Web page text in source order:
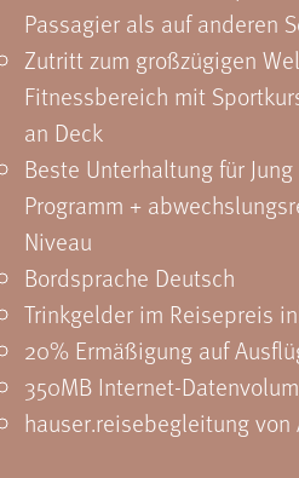
Passagier als auf anderen
Zutritt zum großzügigen
Fitnessbereich mit
an Deck
Beste Unterhaltung für
Programm +
Niveau
Bordsprache Deutsch
Trinkgelder im Reisepreis
20% Ermäßigung auf
350MB Internet-
hauser.reisebegleitung von